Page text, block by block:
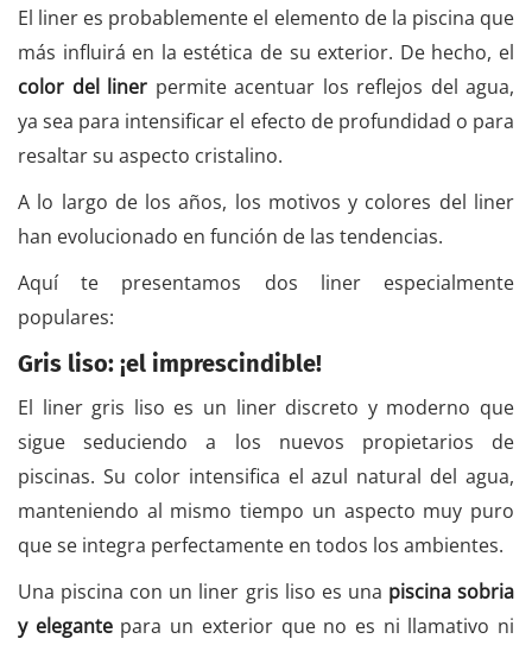
El liner es probablemente el elemento de la piscina que
más influirá en la estética de su exterior. De hecho, el
color del liner permite acentuar los reflejos del agua,
ya sea para intensificar el efecto de profundidad o para
resaltar su aspecto cristalino.
A lo largo de los años, los motivos y colores del liner
han evolucionado en función de las tendencias.
Aquí te presentamos dos liner especialmente
populares:
Gris liso: ¡el imprescindible!
El liner gris liso es un liner discreto y moderno que
sigue seduciendo a los nuevos propietarios de
piscinas. Su color intensifica el azul natural del agua,
manteniendo al mismo tiempo un aspecto muy puro
que se integra perfectamente en todos los ambientes.
Una piscina con un liner gris liso es una piscina sobria
y elegantepara un exterior que no es ni llamativo ni